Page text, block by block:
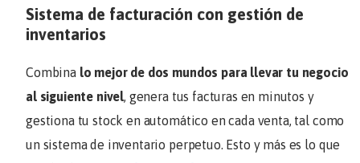
Sistema de facturación con gestión de
inventarios
Combina lo mejor de dos mundos para llevar tu negocio
al siguiente nivel, genera tus facturas en minutos y
gestiona tu stock en automático en cada venta, tal como
un sistema de inventario perpetuo. Esto y más es lo que